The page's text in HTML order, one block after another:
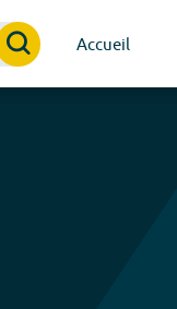
Accueil